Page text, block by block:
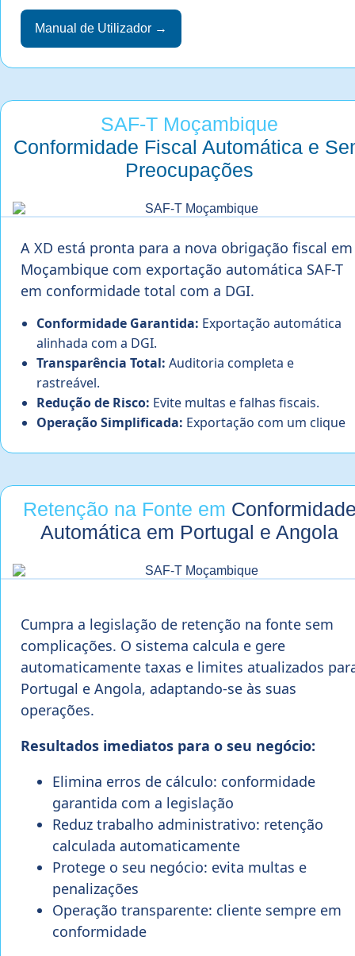
Manual de Utilizador →
SAF-T Moçambique
Conformidade Fiscal Automática e
Preocupações
A XD está pronta para a nova obrigação fiscal em
Moçambique com exportação automática SAF-T
em conformidade total com a DGI.
Conformidade Garantida: Exportação automática
alinhada com a DGI.
Transparência Total: Auditoria completa e
rastreável.
Redução de Risco: Evite multas e falhas fiscais.
Operação Simplificada: Exportação com um clique
Retenção na Fonte em
Automática em Portugal e Angola
Cumpra a legislação de retenção na fonte sem
complicações. O sistema calcula e gere
automaticamente taxas e limites atualizados
Portugal e Angola, adaptando-se às suas
operações.
Resultados imediatos para o seu negócio:
Elimina erros de cálculo: conformidade
garantida com a legislação
Reduz trabalho administrativo: retenção
calculada automaticamente
Protege o seu negócio: evita multas e
penalizações
Operação transparente: cliente sempre em
conformidade